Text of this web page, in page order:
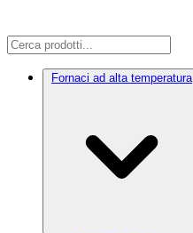
Fornaci ad alta temperatura